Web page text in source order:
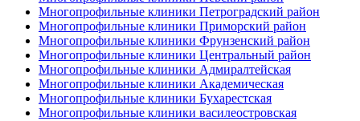
Многопрофильные клиники Петроградский район
Многопрофильные клиники Приморский район
Многопрофильные клиники Фрунзенский район
Многопрофильные клиники Центральный район
Многопрофильные клиники Адмиралтейская
Многопрофильные клиники Академическая
Многопрофильные клиники Бухарестская
Многопрофильные клиники василеостровская